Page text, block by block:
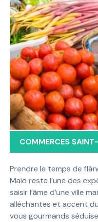
COMMERCES
Prendre le temps de
Malo reste l’une des
saisir l’âme d’une ville
alléchantes et accent
vous gourmands